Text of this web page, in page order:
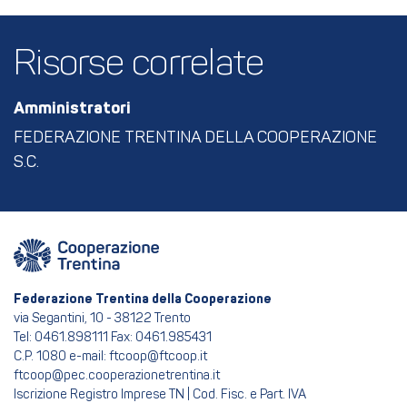
Risorse correlate
Amministratori
FEDERAZIONE TRENTINA DELLA COOPERAZIONE
S.C.
Federazione Trentina della Cooperazione
via Segantini, 10 - 38122 Trento
Tel: 0461.898111 Fax: 0461.985431
C.P. 1080 e-mail: ftcoop@ftcoop.it
ftcoop@pec.cooperazionetrentina.it
Iscrizione Registro Imprese TN | Cod. Fisc. e Part. IVA